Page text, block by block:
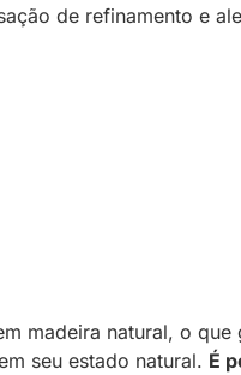
de refinamento e
madeira natural, o
seu estado natural. É